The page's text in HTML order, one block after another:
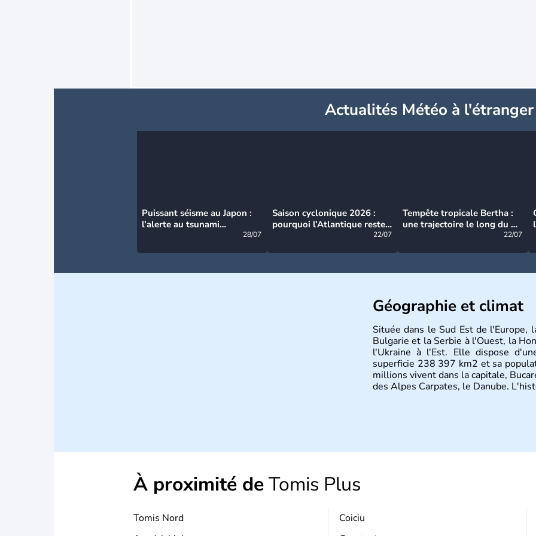
Actualités Météo à l'étranger
Puissant séisme au Japon :
l’alerte au tsunami
28/07
Saison cyclonique 2026 :
pourquoi l’Atlantique reste
22/07
Tempête tropicale Bertha :
une trajectoire le long du du
22/07
Géographie et climat
Située dans le Sud Est de l'Europe,
Bulgarie et la Serbie à l'Ouest, la
l'Ukraine à l'Est. Elle dispose
superficie 238 397 km2 et sa
millions vivent dans la capitale,
des Alpes Carpates, le Danube.
À proximité deTomis Plus
Tomis Nord
Coiciu